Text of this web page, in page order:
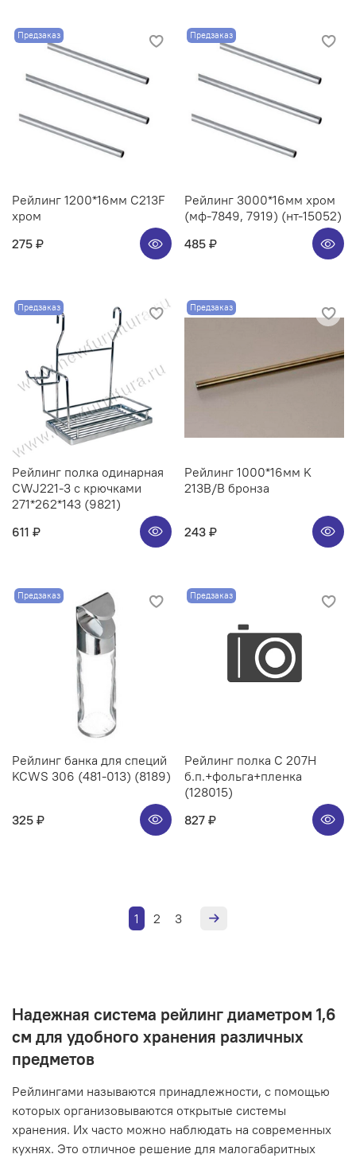
Предзаказ
Рейлинг 1200*16мм C213F
хром
275 ₽
Предзаказ
Рейлинг 3000*16мм хром
(мф-7849, 7919) (нт-15052)
485 ₽
Предзаказ
Рейлинг полка одинарная
CWJ221-3 с крючками
271*262*143 (9821)
611 ₽
Предзаказ
Рейлинг 1000*16мм K
213B/B бронза
243 ₽
Предзаказ
Рейлинг банка для специй
KCWS 306 (481-013) (8189)
325 ₽
Предзаказ
Рейлинг полка C 207H
б.п.+фольга+пленка
(128015)
827 ₽
1 2 3
Надежная система рейлинг диаметром 1,6
см для удобного хранения различных
предметов
Рейлингами называются принадлежности, с помощью
которых организовываются открытые системы
хранения. Их часто можно наблюдать на современных
кухнях. Это отличное решение для малогабаритных